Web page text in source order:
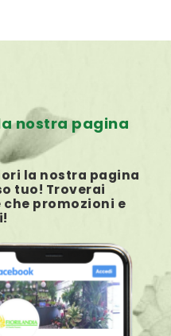
nostra pagina
la nostra pagina
tuo! Troverai
promozioni e